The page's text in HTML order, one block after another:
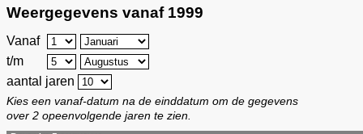
Weergegevens vanaf 1999
Vanaf
t/m
aantal jaren
Kies een vanaf-datum na de einddatum om de gegevens
over 2 opeenvolgende jaren te zien.